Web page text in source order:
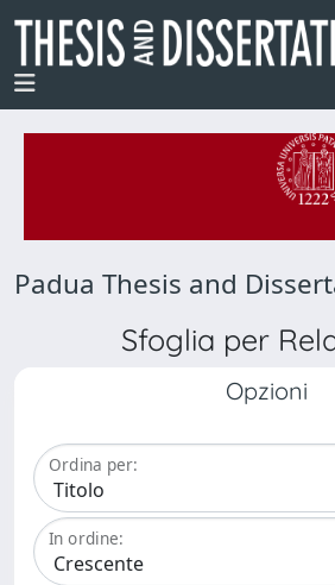
Padua Thesis and
Sfoglia per
Opzioni
Ordina per:
In ordine: